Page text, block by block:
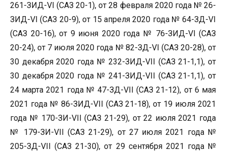
261-ЗИД-VI (САЗ 20-1), от 28 февраля 2020 года № 26-
ЗИД-VI (САЗ 20-9), от 15 апреля 2020 года № 64-ЗД-VI
(САЗ 20-16), от 9 июня 2020 года № 76-ЗИД-VI (САЗ
20-24), от 7 июля 2020 года № 82-ЗД-VI (САЗ 20-28), от
30 декабря 2020 года № 232-ЗИД-VII (САЗ 21-1,1), от
30 декабря 2020 года № 241-ЗИД-VII (САЗ 21-1,1), от
24 марта 2021 года № 47-ЗД-VII (САЗ 21-12), от 6 мая
2021 года № 86-ЗИД-VII (САЗ 21-18), от 19 июля 2021
года № 170-ЗИ-VII (САЗ 21-29), от 22 июля 2021 года
№ 179-ЗИ-VII (САЗ 21-29), от 27 июля 2021 года №
205-ЗД-VII (САЗ 21-30), от 29 сентября 2021 года №